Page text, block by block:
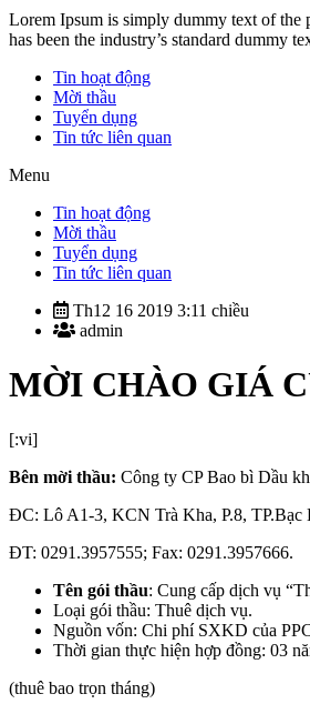
Lorem Ipsum is simply dummy text of the
has been the industry’s standard dummy
Tin hoạt động
Mời thầu
Tuyển dụng
Tin tức liên quan
Menu
Tin hoạt động
Mời thầu
Tuyển dụng
Tin tức liên quan
Th12 16 2019 3:11 chiều
admin
MỜI CHÀO GIÁ
[:vi]
Bên mời thầu: Công ty CP Bao bì Dầu
ĐC: Lô A1-3, KCN Trà Kha, P.8, TP.Bạc
ĐT: 0291.3957555; Fax: 0291.3957666.
Tên gói thầu: Cung cấp dịch vụ
Loại gói thầu: Thuê dịch vụ.
Nguồn vốn: Chi phí SXKD của
Thời gian thực hiện hợp đồng: 03
(thuê bao trọn tháng)